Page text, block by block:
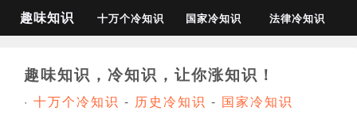
趣味知识 十万个冷知识 国家冷知识 法律冷知识
趣味知识，冷知识，让你涨知识！
· 十万个冷知识 - 历史冷知识 - 国家冷知识